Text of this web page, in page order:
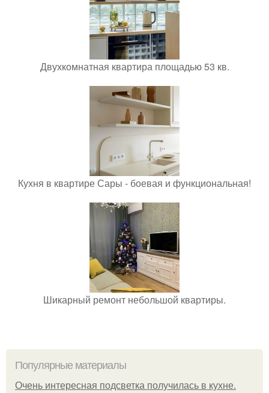
Двухкомнатная квартира площадью 53 кв.
Кухня в квартире Сары - боевая и функциональная!
Шикарный ремонт небольшой квартиры.
Популярные материалы
Очень интересная подсветка получилась в кухне.